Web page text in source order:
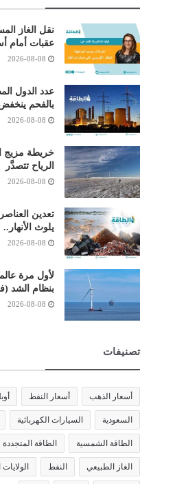
عقبات أمام
2026-08-08
عدد الدول
بالفحم
2026-08-08
خريطة مزيج
الرياح تتصدَّر
2026-08-08
تعدين
يلوث
2026-08-08
لأول مرة
بنظام الشد
2026-08-08
تصنيفات
أسعار الذهب أسعار النفط
السعودية السيارات الكهربائية
الطاقة الشمسية الطاقة المتجددة
الغاز الطبيعي النفط